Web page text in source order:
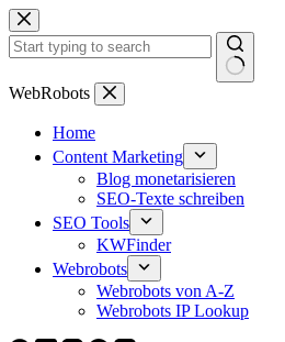
Zum
Inhalt
springen
Keine
WebRobots
Home
Content Marketing
Blog monetarisieren
SEO-Texte schreiben
SEO Tools
KWFinder
Webrobots
Webrobots von A-Z
Webrobots IP Lookup